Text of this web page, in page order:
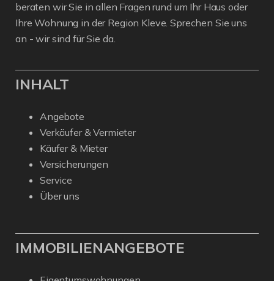
beraten wir Sie in allen Fragen rund um Ihr Haus oder
Ihre Wohnung in der Region Kleve. Sprechen Sie uns
an - wir sind für Sie da.
INHALT
Angebote
Verkäufer & Vermieter
Käufer & Mieter
Versicherungen
Service
Über uns
IMMOBILIENANGEBOTE